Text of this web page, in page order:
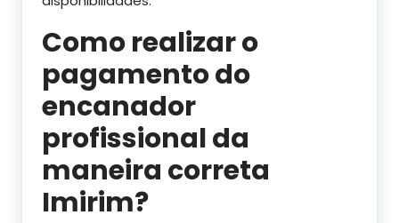
Como realizar o
pagamento do
encanador
profissional da
maneira correta
Imirim?